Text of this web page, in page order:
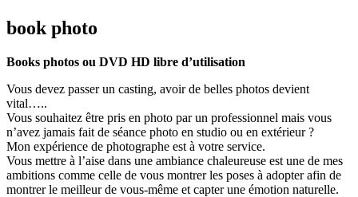
book photo
Books photos ou DVD HD libre d’utilisation
Vous devez passer un casting, avoir de belles photos devient
vital…..
Vous souhaitez être pris en photo par un professionnel mais vous
n’avez jamais fait de séance photo en studio ou en extérieur ?
Mon expérience de photographe est à votre service.
Vous mettre à l’aise dans une ambiance chaleureuse est une de mes
ambitions comme celle de vous montrer les poses à adopter afin de
montrer le meilleur de vous-même et capter une émotion naturelle.